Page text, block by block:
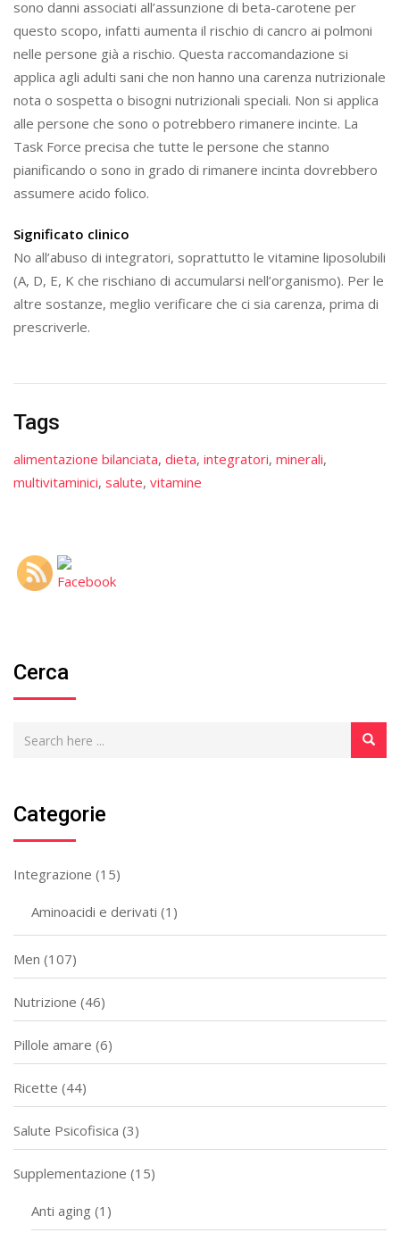
sono danni associati all’assunzione di beta-carotene per
questo scopo, infatti aumenta il rischio di cancro ai polmoni
nelle persone già a rischio. Questa raccomandazione si
applica agli adulti sani che non hanno una carenza nutrizionale
nota o sospetta o bisogni nutrizionali speciali. Non si applica
alle persone che sono o potrebbero rimanere incinte. La
Task Force precisa che tutte le persone che stanno
pianificando o sono in grado di rimanere incinta dovrebbero
assumere acido folico.
Significato clinico
No all’abuso di integratori, soprattutto le vitamine liposolubili
(A, D, E, K che rischiano di accumularsi nell’organismo). Per le
altre sostanze, meglio verificare che ci sia carenza, prima di
prescriverle.
Tags
alimentazione bilanciata, dieta, integratori, minerali,
multivitaminici, salute, vitamine
Cerca
Categorie
Integrazione (15)
Aminoacidi e derivati (1)
Men (107)
Nutrizione (46)
Pillole amare (6)
Ricette (44)
Salute Psicofisica (3)
Supplementazione (15)
Anti aging (1)